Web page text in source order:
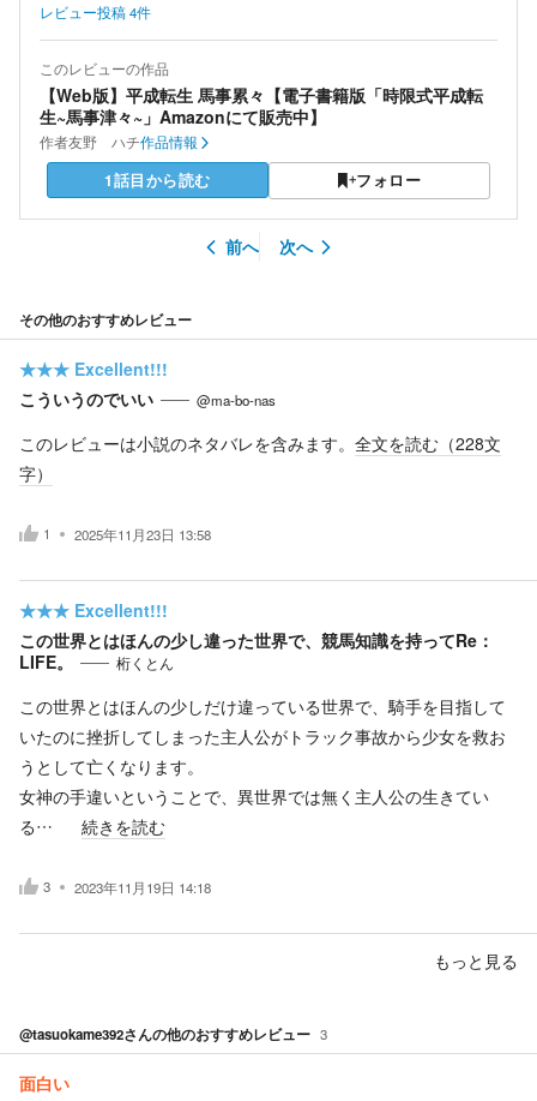
レビュー投稿4件
このレビューの作品
【Web版】平成転生 馬事累々【電子書籍版「時限式平成転
生~馬事津々~」Amazonにて販売中】
作者友野 ハチ作品情報
1話目から読む フォロー
前へ 次へ
その他のおすすめレビュー
★★★ Excellent!!!
こういうのでいい
@ma-bo-nas
このレビューは小説のネタバレを含みます。 全文を読む（228文
字）
1 2025年11月23日 13:58
★★★ Excellent!!!
この世界とはほんの少し違った世界で、競馬知識を持ってRe：
LIFE。
桁くとん
この世界とはほんの少しだけ違っている世界で、騎手を目指して
いたのに挫折してしまった主人公がトラック事故から少女を救お
うとして亡くなります。
女神の手違いということで、異世界では無く主人公の生きてい
る…
続きを読む
3 2023年11月19日 14:18
もっと見る
@tasuokame392さんの他のおすすめレビュー 3
面白い